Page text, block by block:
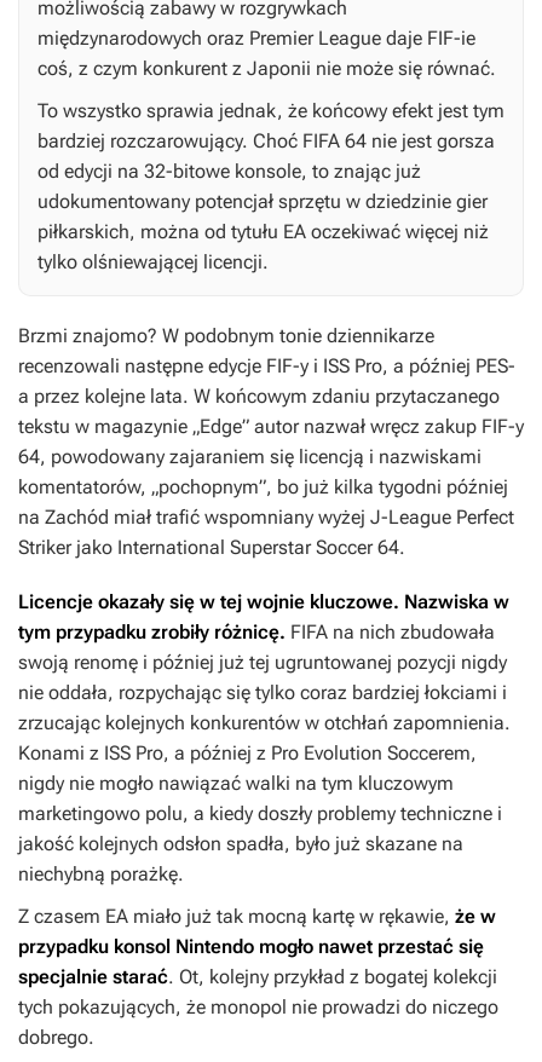
możliwością zabawy w rozgrywkach
międzynarodowych oraz Premier League daje FIF-ie
coś, z czym konkurent z Japonii nie może się równać.
To wszystko sprawia jednak, że końcowy efekt jest tym
bardziej rozczarowujący. Choć FIFA 64 nie jest gorsza
od edycji na 32-bitowe konsole, to znając już
udokumentowany potencjał sprzętu w dziedzinie gier
piłkarskich, można od tytułu EA oczekiwać więcej niż
tylko olśniewającej licencji.
Brzmi znajomo? W podobnym tonie dziennikarze
recenzowali następne edycje FIF-y i ISS Pro, a później PES-
a przez kolejne lata. W końcowym zdaniu przytaczanego
tekstu w magazynie „Edge” autor nazwał wręcz zakup FIF-y
64, powodowany zajaraniem się licencją i nazwiskami
komentatorów, „pochopnym”, bo już kilka tygodni później
na Zachód miał trafić wspomniany wyżej J-League Perfect
Strikerjako International Superstar Soccer 64.
Licencje okazały się w tej wojnie kluczowe. Nazwiska w
tym przypadku zrobiły różnicę. FIFA na nich zbudowała
swoją renomę i później już tej ugruntowanej pozycji nigdy
nie oddała, rozpychając się tylko coraz bardziej łokciami i
zrzucając kolejnych konkurentów w otchłań zapomnienia.
Konami z ISS Pro, a później z Pro Evolution Soccerem,
nigdy nie mogło nawiązać walki na tym kluczowym
marketingowo polu, a kiedy doszły problemy techniczne i
jakość kolejnych odsłon spadła, było już skazane na
niechybną porażkę.
Z czasem EA miało już tak mocną kartę w rękawie, że w
przypadku konsol Nintendo mogło nawet przestać się
specjalnie starać. Ot, kolejny przykład z bogatej kolekcji
tych pokazujących, że monopol nie prowadzi do niczego
dobrego.